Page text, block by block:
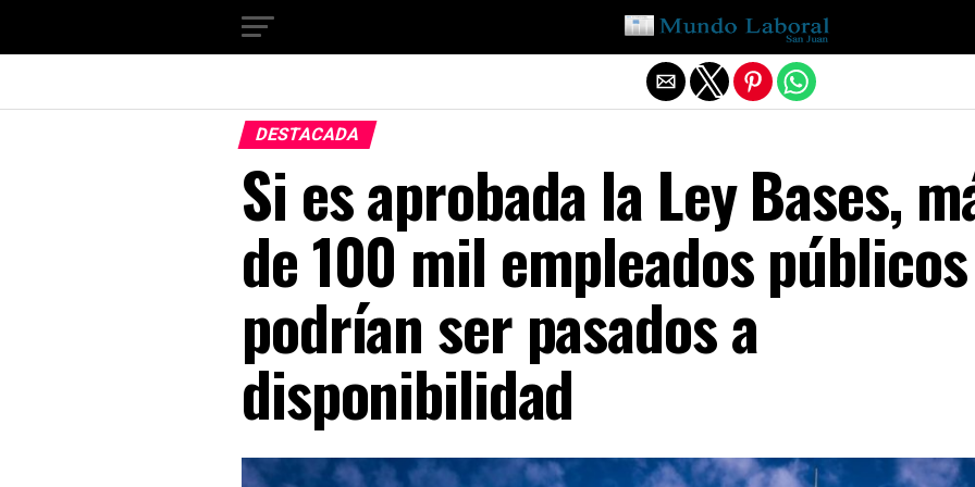
DESTACADA
Si es aprobada la Ley Bases,
de 100 mil empleados públicos
podrían ser pasados a
disponibilidad
Salir de la versión móvil